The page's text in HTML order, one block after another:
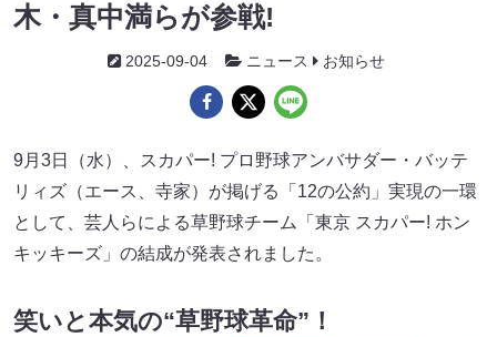
木・真中満らが参戦!
2025-09-04 ニュース お知らせ
9月3日（水）、スカパー! プロ野球アンバサダー・バッテ
リィズ（エース、寺家）が掲げる「12の公約」実現の一環
として、芸人らによる草野球チーム「東京 スカパー! ホン
キッキーズ」の結成が発表されました。
笑いと本気の“草野球革命”！